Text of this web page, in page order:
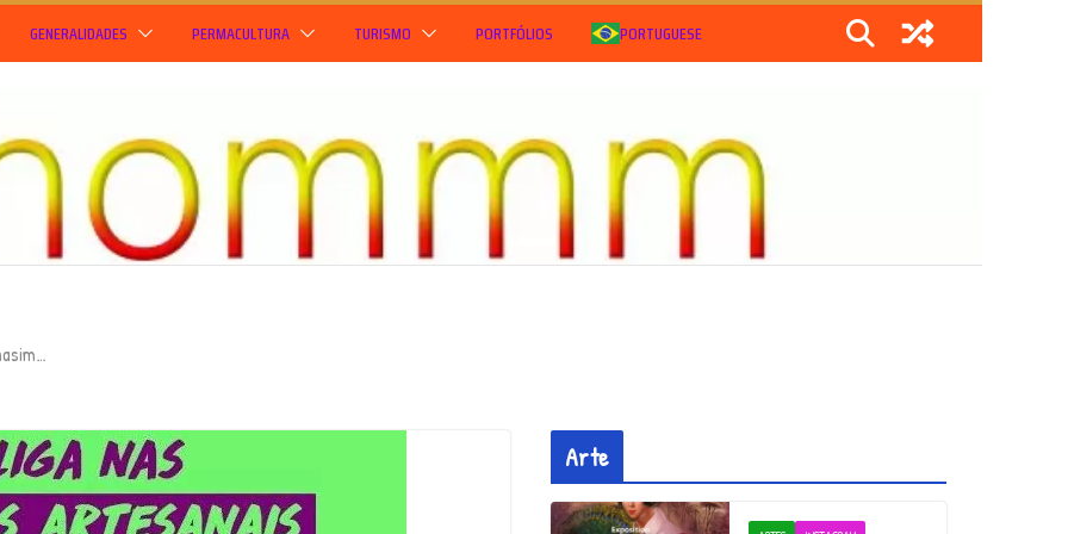
GENERALIDADES PERMACULTURA TURISMO PORTFÓLIOS PORTUGUESE
Arte